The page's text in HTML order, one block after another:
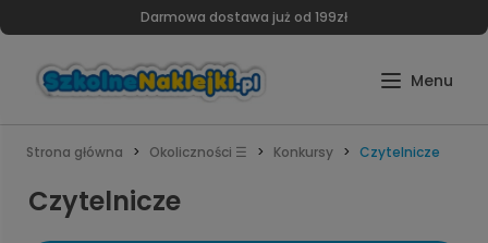
Darmowa dostawa już od 199zł
Strona główna Okoliczności ☰ Konkursy Czytelnicze
Czytelnicze